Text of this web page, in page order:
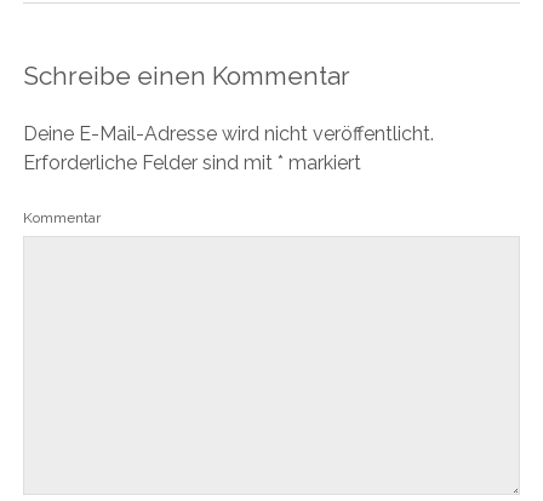
Schreibe einen Kommentar
Deine E-Mail-Adresse wird nicht veröffentlicht.
Erforderliche Felder sind mit * markiert
Kommentar